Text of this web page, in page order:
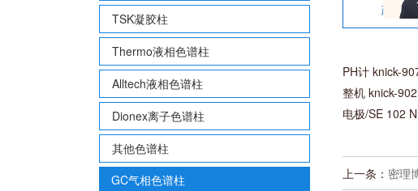
TSK凝胶柱
Thermo液相色谱柱
Alltech液相色谱柱
Dionex离子色谱柱
其他色谱柱
GC气相色谱柱
产品详情
PH计 knick-
整机 knick-902
电极/SE 102
上一条： 密理